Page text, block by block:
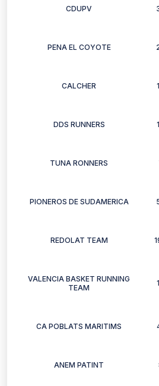
CDUPV
PENA EL COYOTE
CALCHER
DDS RUNNERS
TUNA RONNERS
PIONEROS DE SUDAMERICA
REDOLAT TEAM
VALENCIA BASKET RUNNING
TEAM
CA POBLATS MARITIMS
ANEM PATINT